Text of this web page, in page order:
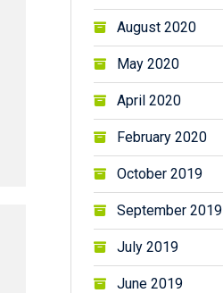
August 2020
May 2020
April 2020
February 2020
October 2019
September 2019
July 2019
June 2019